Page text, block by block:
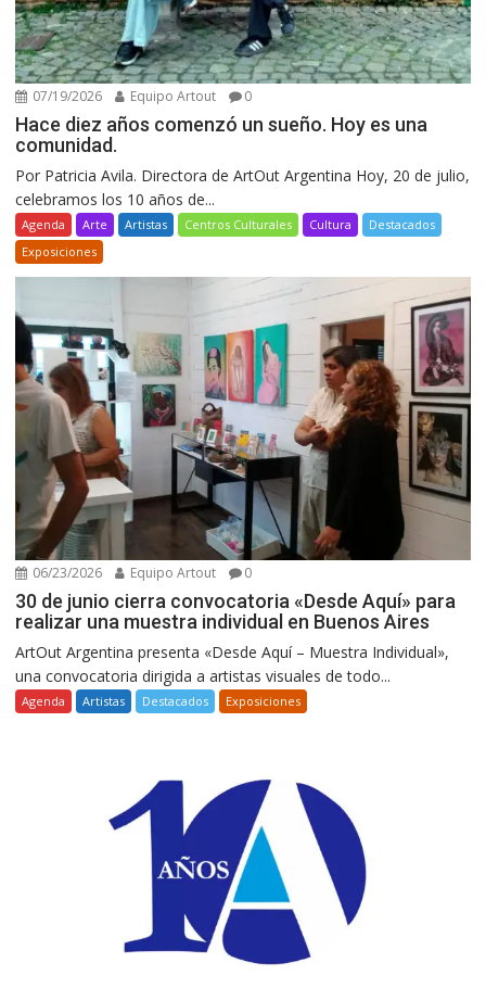
07/19/2026 Equipo Artout 0
Hace diez años comenzó un sueño. Hoy es una
comunidad.
Por Patricia Avila. Directora de ArtOut Argentina Hoy, 20 de julio,
celebramos los 10 años de...
Agenda Arte Artistas Centros Culturales Cultura
Destacados
Exposiciones
06/23/2026 Equipo Artout 0
30 de junio cierra convocatoria «Desde Aquí» para
realizar una muestra individual en Buenos Aires
ArtOut Argentina presenta «Desde Aquí – Muestra Individual»,
una convocatoria dirigida a artistas visuales de todo...
Agenda Artistas Destacados Exposiciones